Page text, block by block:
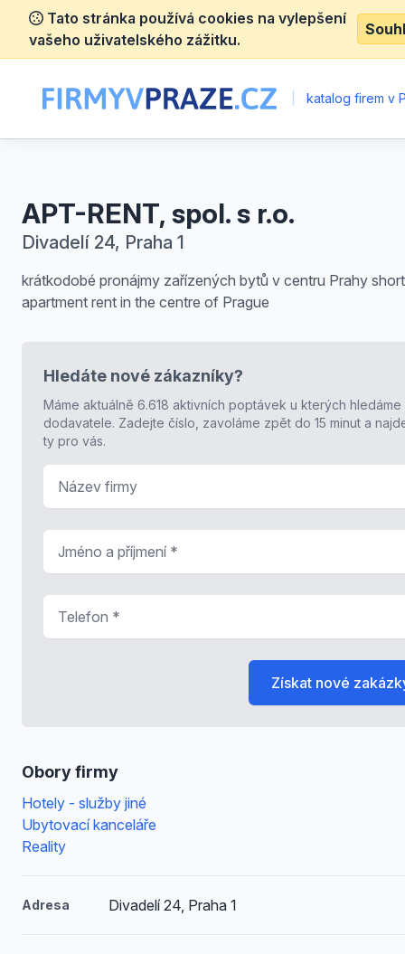
Tato stránka používá cookies na vylepšení
vašeho uživatelského zážitku.
katalog firem v
APT-RENT, spol. s r.o.
Divadelí 24, Praha 1
krátkodobé pronájmy zařízených bytů v centru Prahy
apartment rent in the centre of Prague
Obory firmy
Hotely - služby jiné
Ubytovací kanceláře
Reality
Adresa Divadelí 24, Praha 1
Hledáte nové zákazníky?
Máme aktuálně 6.618 aktivních poptávek u kterých hledáme
dodavatele. Zadejte číslo, zavoláme zpět do 15 minut a
ty pro vás.
Získat nové